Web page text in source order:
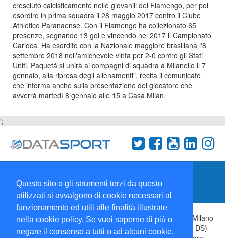
Questo sito o gli strumenti terzi da questo
utilizzati si avvalgono di cookie necessari al
funzionamento ed utili alle finalità illustrate
nella cookie policy. Se vuoi saperne di più o
negare il consenso a tutti o ad alcuni cookie,
cresciuto calcisticamente nelle giovanili del Flamengo, per poi
esordire in prima squadra il 28 maggio 2017 contro il Clube
Athlético Paranaense. Con il Flamengo ha collezionato 65
presenze, segnando 13 gol e vincendo nel 2017 il Campionato
Carioca. Ha esordito con la Nazionale maggiore brasiliana l'8
settembre 2018 nell'amichevole vinta per 2-0 contro gli Stati
Uniti. Paquetá si unirà ai compagni di squadra a Milanello il 7
gennaio, alla ripresa degli allenamenti", recita il comunicato
che informa anche sulla presentazione del giocatore che
avverrà martedì 8 gennaio alle 15 a Casa Milan.
';
Collabora con noi
Copyright 1995-2026 © Wise Srl Via Palmanova 8 20132 Milano
Italia - P. IVA 09072090963 | ISSN: 2499-2925 (DataSport DS)